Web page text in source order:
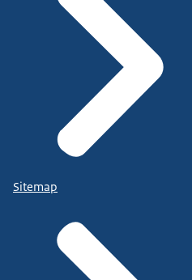
Sitemap